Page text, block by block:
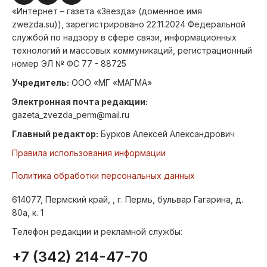
«Интернет – газета «Звезда» (доменное имя
zwezda.su)), зарегистрировано 22.11.2024 Федеральной
службой по надзору в сфере связи, информационных
технологий и массовых коммуникаций, регистрационный
номер ЭЛ № ФС 77 - 88725
Учредитель: ООО «МГ «МАГМА»
Электронная почта редакции:
gazeta_zvezda_perm@mail.ru
Главный редактор: Бурков Алексей Александрович
Правила использования информации
Политика обработки персональных данных
614077, Пермский край, , г. Пермь, бульвар Гагарина, д.
80а, к. 1
Телефон редакции и рекламной службы:
+7 (342) 214-47-70